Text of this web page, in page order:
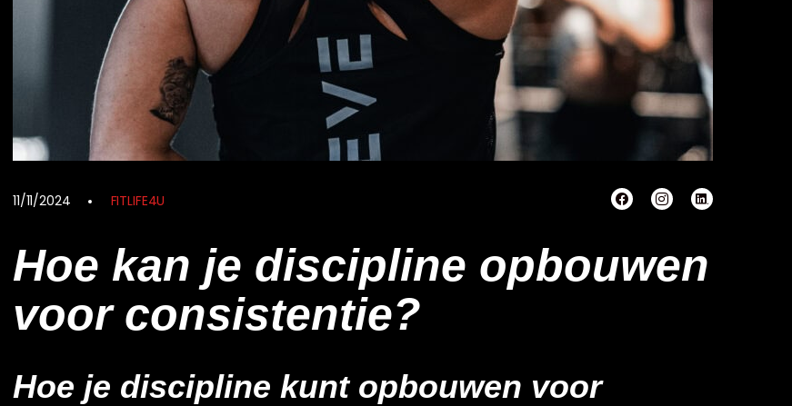
11/11/2024 FITLIFE4U
Hoe kan je discipline opbouwen
voor consistentie?
Hoe je discipline kunt opbouwen voor